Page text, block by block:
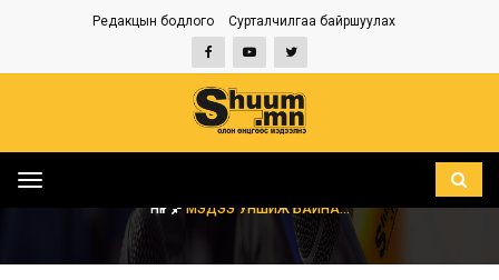
Редакцын бодлого Сурталчилгаа байршуулах
Toggle
НҮҮР МЭДЭЭ УНШИЖ БАЙНА...